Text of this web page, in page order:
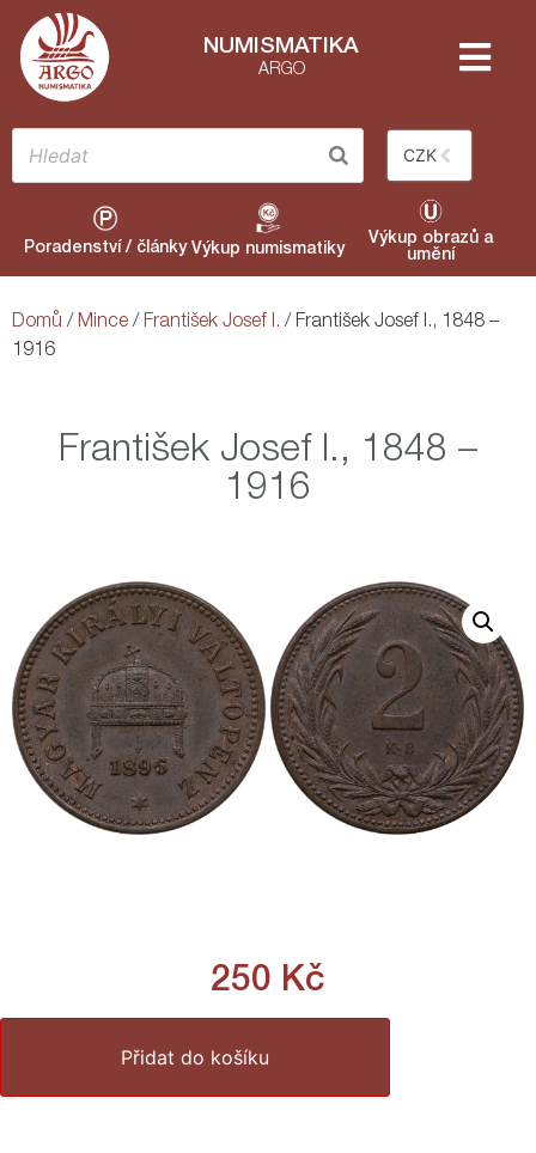
NUMISMATIKA
ARGO
CZK
Poradenství / články Výkup numismatiky
Výkup obrazů a
umění
Domů / Mince / František Josef I. / František Josef I., 1848 –
1916
František Josef I., 1848 –
1916
250 Kč
Přidat do košíku